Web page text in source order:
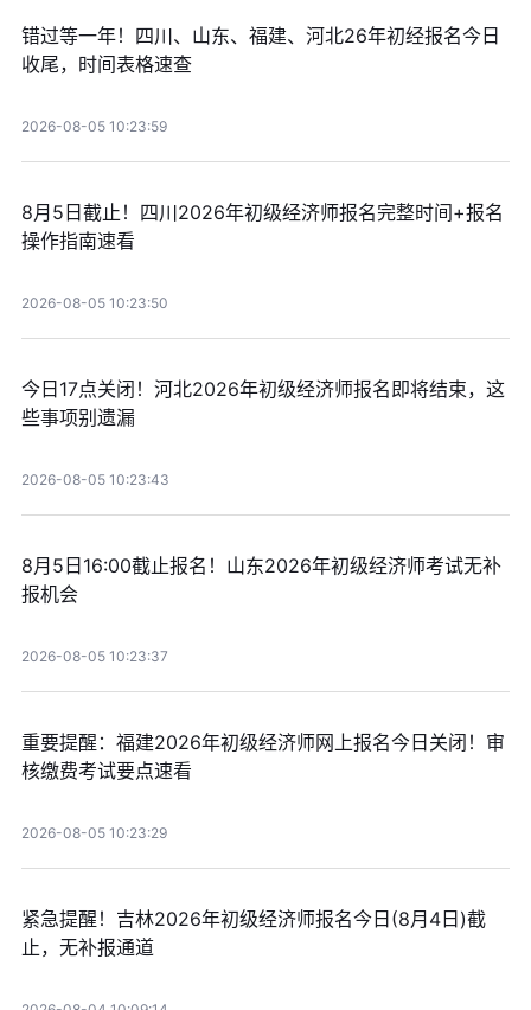
错过等一年！四川、山东、福建、河北26年初经报名今日
收尾，时间表格速查
2026-08-05 10:23:59
8月5日截止！四川2026年初级经济师报名完整时间+报名
操作指南速看
2026-08-05 10:23:50
今日17点关闭！河北2026年初级经济师报名即将结束，这
些事项别遗漏
2026-08-05 10:23:43
8月5日16:00截止报名！山东2026年初级经济师考试无补
报机会
2026-08-05 10:23:37
重要提醒：福建2026年初级经济师网上报名今日关闭！审
核缴费考试要点速看
2026-08-05 10:23:29
紧急提醒！吉林2026年初级经济师报名今日(8月4日)截
止，无补报通道